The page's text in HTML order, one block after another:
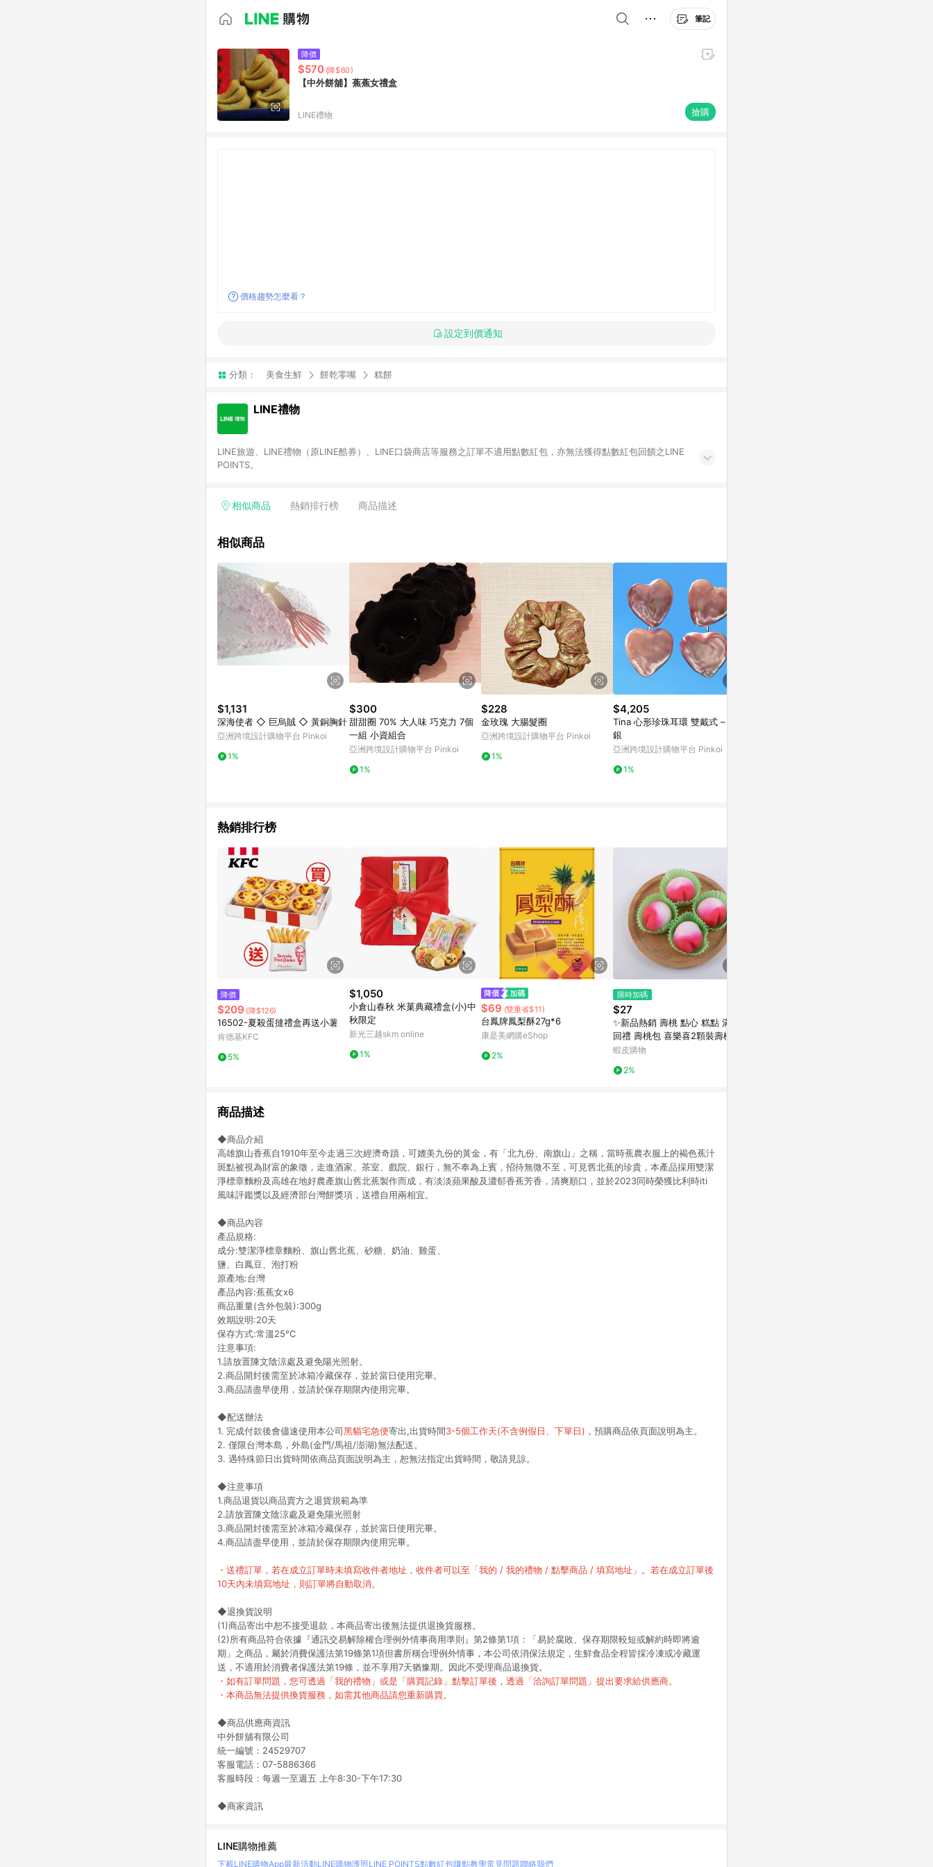
筆記
降價
$570 (降$60)
【中外餅舖】蕉蕉女禮盒
LINE禮物 搶購
價格趨勢怎麼看？
設定到價通知
分類： 美食生鮮 餅乾零嘴 糕餅
LINE禮物
LINE旅遊、LINE禮物（原LINE酷券）、LINE口袋商店等服務之訂單不適用點數紅包，亦無法獲得點數紅包回饋之LINE
POINTS。
相似商品 熱銷排行榜 商品描述
相似商品
$1,131
深海使者 ◇ 巨烏賊 ◇ 黃銅胸針
亞洲跨境設計購物平台 Pinkoi
1%
$300
甜甜圈 70% 大人味 巧克力 7個
一組 小資組合
亞洲跨境設計購物平台 Pinkoi
1%
$228
金玫瑰 大腸髮圈
亞洲跨境設計購物平台 Pinkoi
1%
$4,205
Tina 心形珍珠耳環 雙戴式 – 純
銀
亞洲跨境設計購物平台 Pinkoi
1%
熱銷排行榜
降價
$209 (降$126)
16502-夏殺蛋撻禮盒再送小薯
肯德基KFC
5%
$1,050
小倉山春秋 米菓典藏禮盒(小)中
秋限定
新光三越skm online
1%
$69 (雙重省$11)
台鳳牌鳳梨酥27g*6
康是美網購eShop
2%
限時加碼
$27
✨新品熱銷 壽桃 點心 糕點 滿月
回禮 壽桃包 喜樂喜2顆裝壽桃 糕
點點心老人生日壽宴誕生滿月回
蝦皮購物
2%
商品描述
◆商品介紹
高雄旗山香蕉自1910年至今走過三次經濟奇蹟，可媲美九份的黃金，有「北九份、南旗山」之稱，當時蕉農衣服上的褐色蕉汁
斑點被視為財富的象徵，走進酒家、茶室、戲院、銀行，無不奉為上賓，招待無微不至，可見舊北蕉的珍貴，本產品採用雙潔
淨標章麵粉及高雄在地好農產旗山舊北蕉製作而成，有淡淡蘋果酸及濃郁香蕉芳香，清爽順口，並於2023同時榮獲比利時iti
風味評鑑獎以及經濟部台灣餅獎項，送禮自用兩相宜。
◆商品內容
產品規格:
成分:雙潔淨標章麵粉、旗山舊北蕉、砂糖、奶油、雞蛋、
鹽、白鳳豆、泡打粉
原產地:台灣
產品內容:蕉蕉女x6
商品重量(含外包裝):300g
效期說明:20天
保存方式:常溫25°C
注意事項:
1.請放置陳文陰涼處及避免陽光照射。
2.商品開封後需至於冰箱冷藏保存，並於當日使用完畢。
3.商品請盡早使用，並請於保存期限內使用完畢。
◆配送辦法
1. 完成付款後會儘速使用本公司黑貓宅急便寄出,出貨時間3-5個工作天(不含例假日、下單日) ，預購商品依頁面說明為主。
2. 僅限台灣本島，外島(金門/馬祖/澎湖)無法配送。
3. 遇特殊節日出貨時間依商品頁面說明為主，恕無法指定出貨時間，敬請見諒。
◆注意事項
1.商品退貨以商品賣方之退貨規範為準
2.請放置陳文陰涼處及避免陽光照射
3.商品開封後需至於冰箱冷藏保存，並於當日使用完畢。
4.商品請盡早使用，並請於保存期限內使用完畢。
・送禮訂單，若在成立訂單時未填寫收件者地址，收件者可以至「我的 / 我的禮物 / 點擊商品 / 填寫地址」。若在成立訂單後
10天內未填寫地址，則訂單將自動取消。
◆退換貨說明
(1)商品寄出中恕不接受退款，本商品寄出後無法提供退換貨服務。
(2)所有商品符合依據『通訊交易解除權合理例外情事商用準則』第2條第1項：「易於腐敗、保存期限較短或解約時即將逾
期」之商品，屬於消費保護法第19條第1項但書所稱合理例外情事，本公司依消保法規定，生鮮食品全程皆採冷凍或冷藏運
送，不適用於消費者保護法第19條，並不享用7天猶豫期。因此不受理商品退換貨。
・如有訂單問題，您可透過「我的禮物」或是「購買記錄」點擊訂單後，透過「洽詢訂單問題」提出要求給供應商。
・本商品無法提供換貨服務，如需其他商品請您重新購買。
◆商品供應商資訊
中外餅舖有限公司
統一編號：24529707
客服電話：07-5886366
客服時段：每週一至週五 上午8:30-下午17:30
◆商家資訊
LINE購物推薦
下載LINE購物App最新活動LINE購物護照LINE POINTS點數紅包賺點教學常見問題聯絡我們